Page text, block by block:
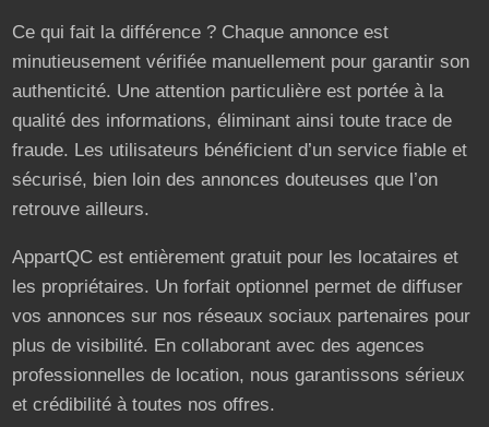
Ce qui fait la différence ? Chaque annonce est
minutieusement vérifiée manuellement pour garantir son
authenticité. Une attention particulière est portée à la
qualité des informations, éliminant ainsi toute trace de
fraude. Les utilisateurs bénéficient d’un service fiable et
sécurisé, bien loin des annonces douteuses que l’on
retrouve ailleurs.
AppartQC est entièrement gratuit pour les locataires et
les propriétaires. Un forfait optionnel permet de diffuser
vos annonces sur nos réseaux sociaux partenaires pour
plus de visibilité. En collaborant avec des agences
professionnelles de location, nous garantissons sérieux
et crédibilité à toutes nos offres.